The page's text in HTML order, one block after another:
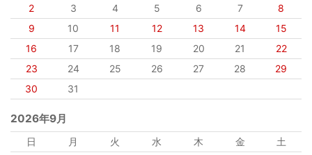
2
3 4 5 6 7
8
9
10 11 12 13 14
15
16
17 18 19 20 21
22
23
24 25 26 27 28
29
30
31
2026年9月
日 月 火 水 木 金
土